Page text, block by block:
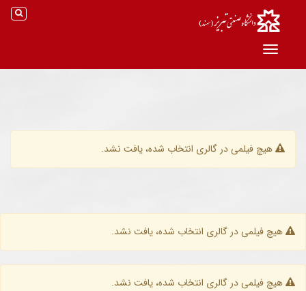
Toggle navigation
هیچ فیلمی در گالری انتخاب شده، یافت نشد.
هیچ فیلمی در گالری انتخاب شده، یافت نشد.
هیچ فیلمی در گالری انتخاب شده، یافت نشد.